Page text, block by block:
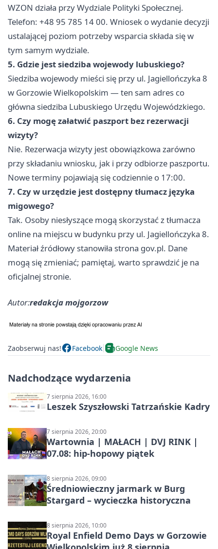
WZON działa przy Wydziale Polityki Społecznej.
Telefon: +48 95 785 14 00. Wniosek o wydanie decyzji
ustalającej poziom potrzeby wsparcia składa się w
tym samym wydziale.
5. Gdzie jest siedziba wojewody lubuskiego?
Siedziba wojewody mieści się przy ul. Jagiellończyka 8
w Gorzowie Wielkopolskim — ten sam adres co
główna siedziba Lubuskiego Urzędu Wojewódzkiego.
6. Czy mogę załatwić paszport bez rezerwacji
wizyty?
Nie. Rezerwacja wizyty jest obowiązkowa zarówno
przy składaniu wniosku, jak i przy odbiorze paszportu.
Nowe terminy pojawiają się codziennie o 17:00.
7. Czy w urzędzie jest dostępny tłumacz języka
migowego?
Tak. Osoby niesłyszące mogą skorzystać z tłumacza
online na miejscu w budynku przy ul. Jagiellończyka 8.
Materiał źródłowy stanowiła strona gov.pl. Dane
mogą się zmieniać; pamiętaj, warto sprawdzić je na
oficjalnej stronie.
Autor:redakcja mojgorzow
Zaobserwuj nas! Facebook Google News
Nadchodzące wydarzenia
7 sierpnia 2026, 16:00
Leszek Szyszłowski Tatrzańskie Kadry
7 sierpnia 2026, 20:00
Wartownia | MAŁACH | DVJ RINK |
07.08: hip-hopowy piątek
8 sierpnia 2026, 09:00
Średniowieczny jarmark w Burg
Stargard – wycieczka historyczna
8 sierpnia 2026, 10:00
Royal Enfield Demo Days w Gorzowie